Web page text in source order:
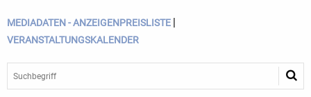
MEDIADATEN - ANZEIGENPREISLISTE |
VERANSTALTUNGSKALENDER